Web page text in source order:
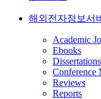
해외전자정보서
Academic
Ebooks
Dissertations
Conference
Reviews
Reports